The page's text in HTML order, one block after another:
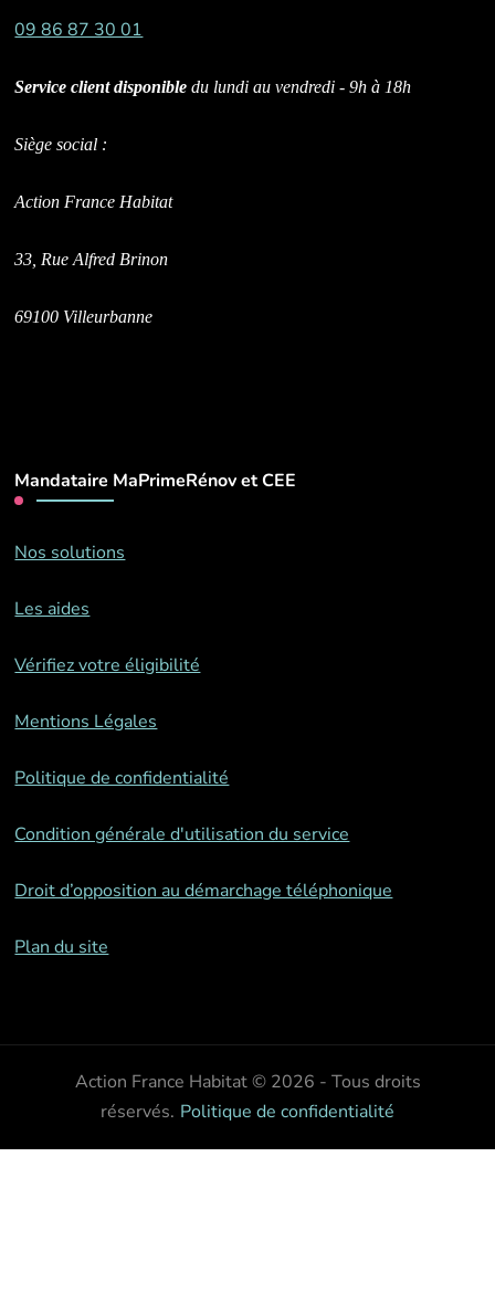
09 86 87 30 01
Service client disponible du lundi au vendredi - 9h à 18h
Siège social :
Action France Habitat
33, Rue Alfred Brinon
69100 Villeurbanne
Mandataire MaPrimeRénov et CEE
Nos solutions
Les aides
Vérifiez votre éligibilité
Mentions Légales
Politique de confidentialité
Condition générale d'utilisation du service
Droit d’opposition au démarchage téléphonique
Plan du site
Action France Habitat © 2026 - Tous droits
réservés. Politique de confidentialité